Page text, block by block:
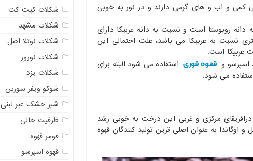
کمی و اب و های گرمی دارند و در نور به خوبی
روبوستا است و نسبت به دانه عربیکا دارای
نسبت به عربیکا می باشد، علت احتمالی این
است.
اسپرسو و قهوه فوری استفاده می شود البته برای
استفاده می شود.
مرکزی و غربی این درخت به خوبی رشد
اوگاندا به عنوان اصلی ترین تولید کنندگان قهوه
شکلات کیت کت
شکلات مشهد
شکلات نوتلا اصل
شکلات نوروز
شکلات یزد
شوکو ویفر سوربن
شیر خشک غیر لبنی
ظرفیت خالی
فومر قهوه
قهوه اسپرسو